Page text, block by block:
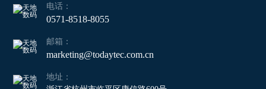
电话：
0571-8518-8055
邮箱：
marketing@todaytec.com.cn
地址：